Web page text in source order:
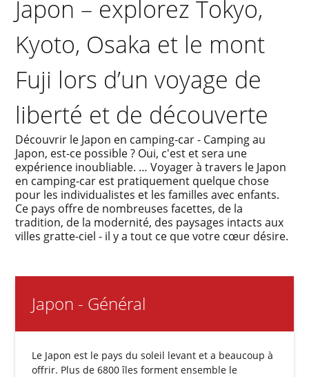
Japon – explorez Tokyo,
Kyoto, Osaka et le mont
Fuji lors d’un voyage de
liberté et de découverte
Découvrir le Japon en camping-car - Camping au
Japon, est-ce possible ? Oui, c'est et sera une
expérience inoubliable. … Voyager à travers le Japon
en camping-car est pratiquement quelque chose
pour les individualistes et les familles avec enfants.
Ce pays offre de nombreuses facettes, de la
tradition, de la modernité, des paysages intacts aux
villes gratte-ciel - il y a tout ce que votre cœur désire.
Japon - Général
Le Japon est le pays du soleil levant et a beaucoup à
offrir. Plus de 6800 îles forment ensemble le